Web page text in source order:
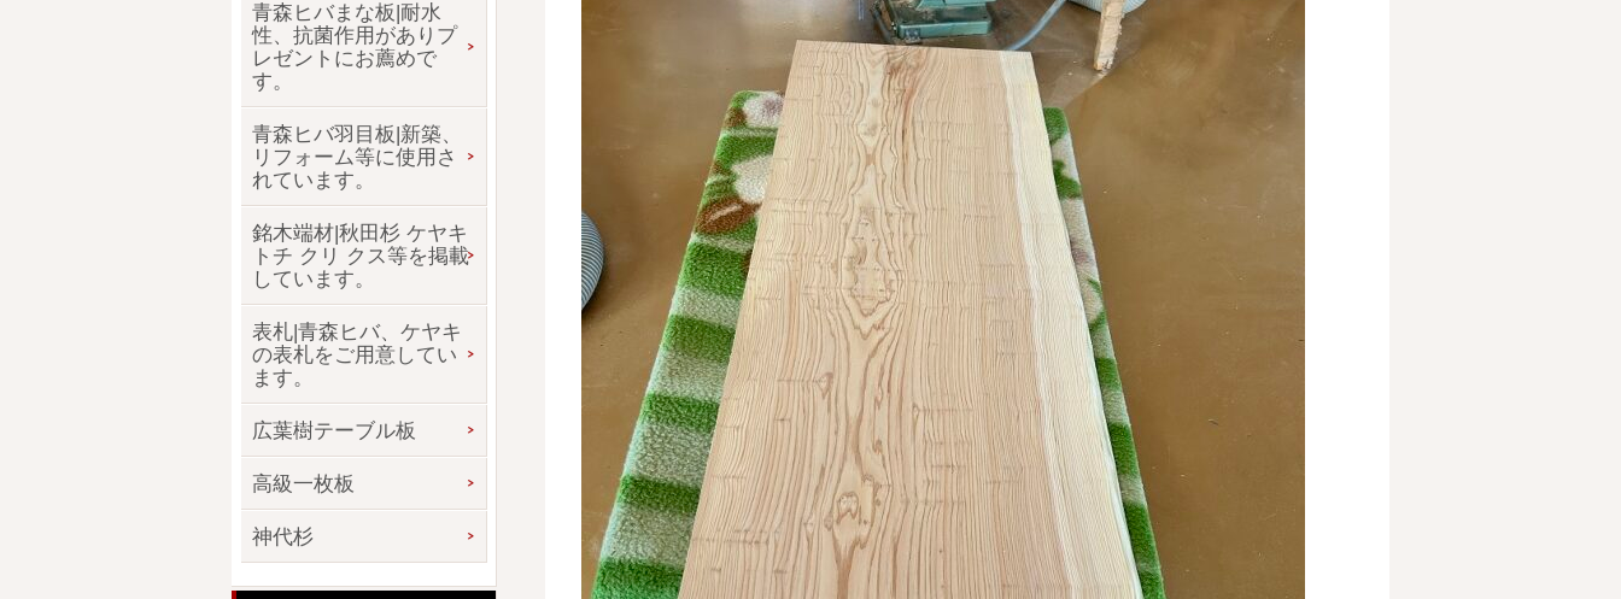
青森ヒバまな板|耐水
性、抗菌作用がありプ
レゼントにお薦めで
す。
青森ヒバ羽目板|新築、
リフォーム等に使用さ
れています。
銘木端材|秋田杉 ケヤキ
トチ クリ クス等を掲載
しています。
表札|青森ヒバ、ケヤキ
の表札をご用意してい
ます。
広葉樹テーブル板
高級一枚板
神代杉